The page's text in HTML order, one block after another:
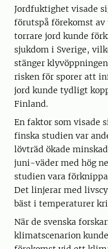
Jordfuktighet visade
förutspå förekomst av
torrare jord kunde
sjukdom i Sverige,
stänger
risken för sporer att
jord kunde tydligt
Finland.
En faktor som visade
finska studien var
lövträd ökade
juni-väder med hög
studien vara
Det linjerar med
bäst i temperaturer
När de svenska
klimatscenarion